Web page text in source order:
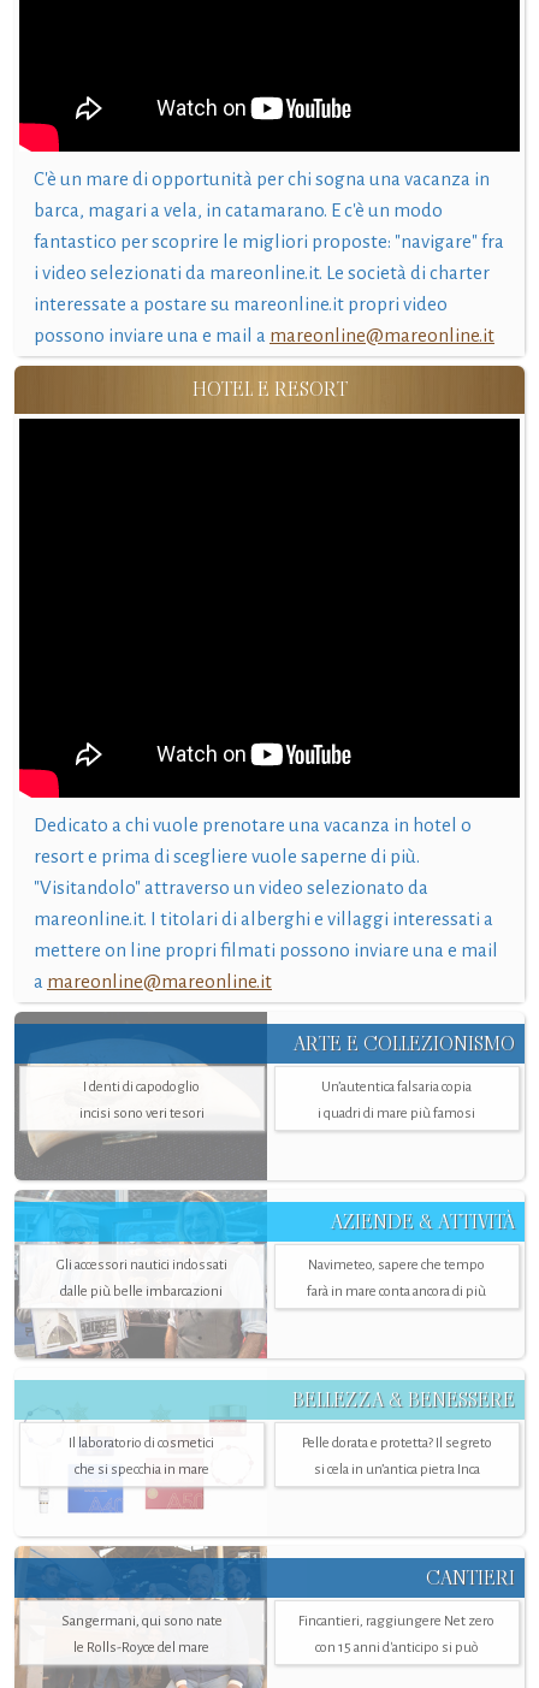
C'è un mare di opportunità per chi sogna una vacanza in
barca, magari a vela, in catamarano. E c'è un modo
fantastico per scoprire le migliori proposte: "navigare" fra
i video selezionati da mareonline.it. Le società di charter
interessate a postare su mareonline.it propri video
possono inviare una e mail a mareonline@mareonline.it
HOTEL E RESORT
Dedicato a chi vuole prenotare una vacanza in hotel o
resort e prima di scegliere vuole saperne di più.
"Visitandolo" attraverso un video selezionato da
mareonline.it. I titolari di alberghi e villaggi interessati a
mettere on line propri filmati possono inviare una e mail
a mareonline@mareonline.it
ARTE E COLLEZIONISMO
I denti di capodoglio
incisi sono veri tesori
Un’autentica falsaria copia
i quadri di mare più famosi
AZIENDE & ATTIVITÀ
Gli accessori nautici indossati
dalle più belle imbarcazioni
Navimeteo, sapere che tempo
farà in mare conta ancora di più
BELLEZZA & BENESSERE
Il laboratorio di cosmetici
che si specchia in mare
Pelle dorata e protetta? Il segreto
si cela in un’antica pietra Inca
CANTIERI
Sangermani, qui sono nate
le Rolls-Royce del mare
Fincantieri, raggiungere Net zero
con 15 anni d'anticipo si può